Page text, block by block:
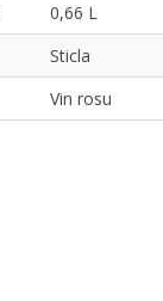
0,66 L
Sticla
Vin rosu